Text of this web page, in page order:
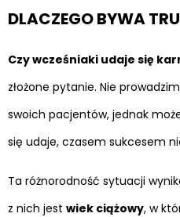
DLACZEGO BYWA
Czy wcześniaki udaje się
złożone pytanie. Nie
swoich pacjentów, jednak
się udaje, czasem sukcesem
Ta różnorodność sytuacji
z nich jest wiek ciążowy, w